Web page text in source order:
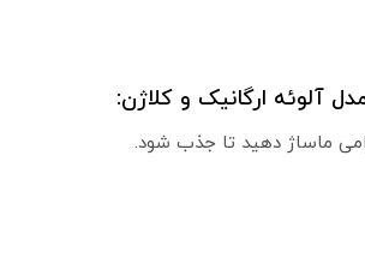
آلوئه ارگانیک و کلاژن:
ماساژ دهید تا جذب شود.